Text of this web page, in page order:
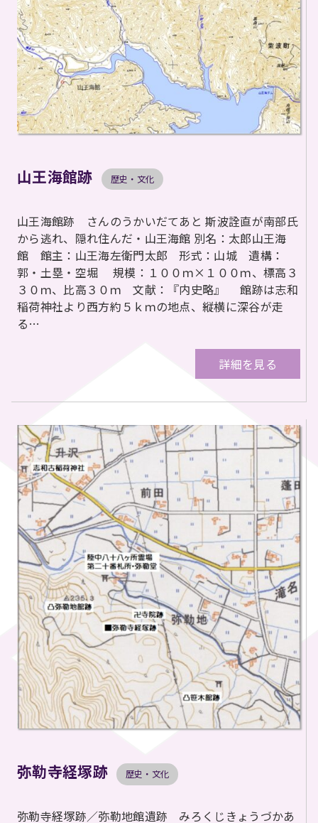
山王海館跡 歴史・文化
山王海館跡 さんのうかいだてあと 斯波詮直が南部氏
から逃れ、隠れ住んだ・山王海館 別名：太郎山王海
館 館主：山王海左衛門太郎 形式：山城 遺構：
郭・土塁・空堀 規模：１００ｍ×１００ｍ、標高３
３０ｍ、比高３０ｍ 文献：『内史略』 館跡は志和
稲荷神社より西方約５ｋｍの地点、縦横に深谷が走
る…
詳細を見る
弥勒寺経塚跡 歴史・文化
弥勒寺経塚跡／弥勒地館遺跡 みろくじきょうづかあ